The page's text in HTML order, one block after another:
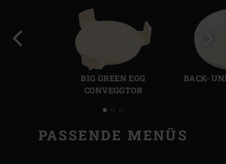
BIG GREEN EGG
CONVEGGTOR
BACK-
Folie
PASSENDE MENÜS